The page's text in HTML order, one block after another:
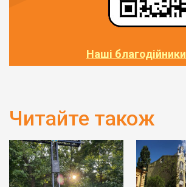
Наші благодійники
Читайте також